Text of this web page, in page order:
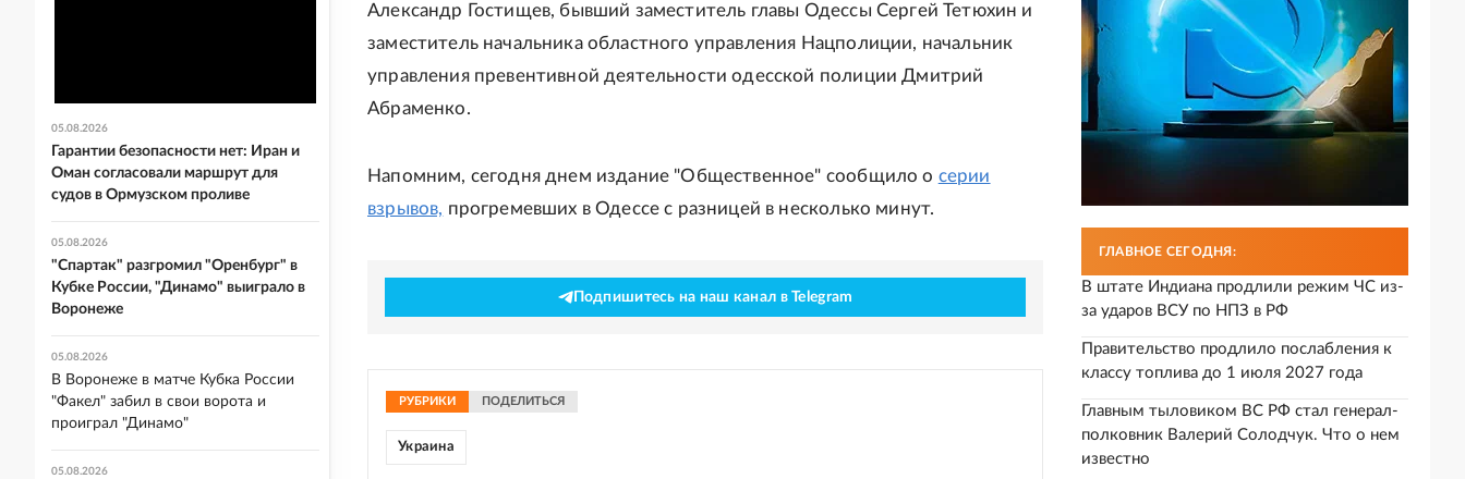
Александр Гостищев, бывший заместитель главы Одессы Сергей Тетюхин и
заместитель начальника областного управления Нацполиции, начальник
управления превентивной деятельности одесской полиции Дмитрий
Абраменко.
Напомним, сегодня днем издание "Общественное" сообщило о серии
взрывов, прогремевших в Одессе с разницей в несколько минут.
Подпишитесь на наш канал в Telegram
РУБРИКИ ПОДЕЛИТЬСЯ
Украина
ГЛАВНОЕ СЕГОДНЯ:
В штате Индиана продлили режим ЧС из-
за ударов ВСУ по НПЗ в РФ
Правительство продлило послабления к
классу топлива до 1 июля 2027 года
Главным тыловиком ВС РФ стал генерал-
полковник Валерий Солодчук. Что о нем
известно
05.08.2026
Гарантии безопасности нет: Иран и
Оман согласовали маршрут для
судов в Ормузском проливе
05.08.2026
"Спартак" разгромил "Оренбург" в
Кубке России, "Динамо" выиграло в
Воронеже
05.08.2026
В Воронеже в матче Кубка России
"Факел" забил в свои ворота и
проиграл "Динамо"
05.08.2026